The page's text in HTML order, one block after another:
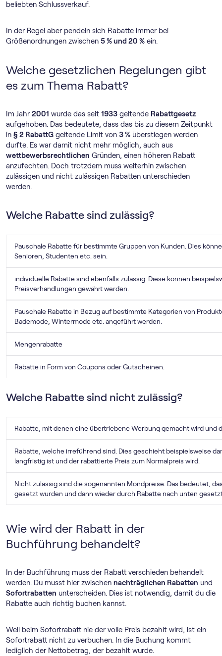
beliebten Schlussverkauf.
In der Regel aber pendeln sich Rabatte immer bei
Größenordnungen zwischen 5 % und 20 % ein.
Welche gesetzlichen Regelungen gibt
es zum Thema Rabatt?
Im Jahr2001 wurde das seit 1933 geltende Rabattgesetz
aufgehoben. Das bedeutete, dass das bis zu diesem Zeitpunkt
in § 2 RabattG geltende Limit von 3 % überstiegen werden
durfte. Es war damit nicht mehr möglich, auch aus
wettbewerbsrechtlichen Gründen, einen höheren Rabatt
anzufechten. Doch trotzdem muss weiterhin zwischen
zulässigen und nicht zulässigen Rabatten unterschieden
werden.
Welche Rabatte sind zulässig?
Pauschale Rabatte für bestimmte Gruppen von Kunden. Dies
Senioren, Studenten etc. sein.
individuelle Rabatte sind ebenfalls zulässig. Diese können
Preisverhandlungen gewährt werden.
Pauschale Rabatte in Bezug auf bestimmte Kategorien von
Bademode, Wintermode etc. angeführt werden.
Mengenrabatte
Rabatte in Form von Coupons oder Gutscheinen.
Welche Rabatte sind nicht zulässig?
Rabatte, mit denen eine übertriebene Werbung gemacht wird und
Rabatte, welche irreführend sind. Dies geschieht beispielsweise
langfristig ist und der rabattierte Preis zum Normalpreis wird.
Nicht zulässig sind die sogenannten Mondpreise. Das bedeutet,
gesetzt wurden und dann wieder durch Rabatte nach unten
Wie wird der Rabatt in der
Buchführung behandelt?
In der Buchführung muss der Rabatt verschieden behandelt
werden. Du musst hier zwischen nachträglichen Rabatten und
Sofortrabatten unterscheiden. Dies ist notwendig, damit du die
Rabatte auch richtig buchen kannst.
Weil beim Sofortrabatt nie der volle Preis bezahlt wird, ist ein
Sofortrabatt nicht zu verbuchen. In die Buchung kommt
lediglich der Nettobetrag, der bezahlt wurde.